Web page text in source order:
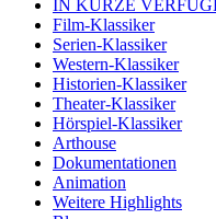
IN KÜRZE
Film-Klassiker
Serien-Klassiker
Western-Klassiker
Historien-Klassiker
Theater-Klassiker
Hörspiel-Klassiker
Arthouse
Dokumentationen
Animation
Weitere Highlights